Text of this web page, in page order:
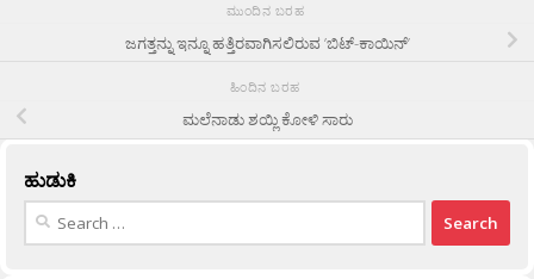
ಮುಂದಿನ ಬರಹ
ಜಗತ್ತನ್ನು ಇನ್ನೂ ಹತ್ತಿರವಾಗಿಸಲಿರುವ ’ಬಿಟ್-ಕಾಯಿನ್’
ಹಿಂದಿನ ಬರಹ
ಮಲೆನಾಡು ಶಯ್ಲಿ ಕೋಳಿ ಸಾರು
ಹುಡುಕಿ
Search